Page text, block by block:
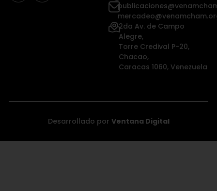
2da Av. de Campo
Alegre,
Torre Credival P-20,
Chacao,
Caracas 1060, Venezuela
Desarrollado por Ventana Digital